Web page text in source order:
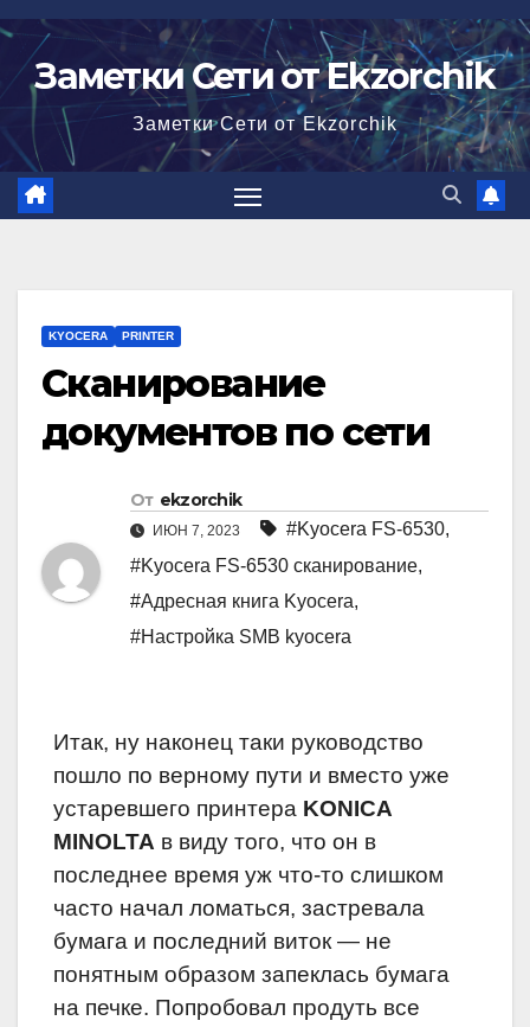
Перейти
содержимому
Заметки Сети от Ekzorchik
Заметки Сети от Ekzorchik
KYOCERA PRINTER
Сканирование
документов по сети
От ekzorchik
ИЮН 7, 2023 #Kyocera FS-6530,
#Kyocera FS-6530 сканирование,
#Адресная книга Kyocera,
#Настройка SMB kyocera
Итак, ну наконец таки руководство
пошло по верному пути и вместо уже
устаревшего принтера KONICA
MINOLTA в виду того, что он в
последнее время уж что-то слишком
часто начал ломаться, застревала
бумага и последний виток — не
понятным образом запеклась бумага
на печке. Попробовал продуть все